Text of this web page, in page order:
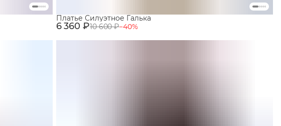
6 360 ₽10 600 ₽−40%
Платье Силуэтное Галька